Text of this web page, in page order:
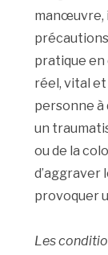
manœuvre,
pratique en
réel, vital et
personne à
un
ou de la
d’aggraver
provoquer
Les